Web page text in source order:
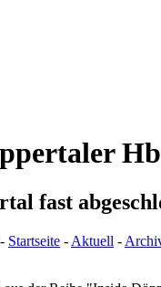
fast
- Startseite - Aktuell -